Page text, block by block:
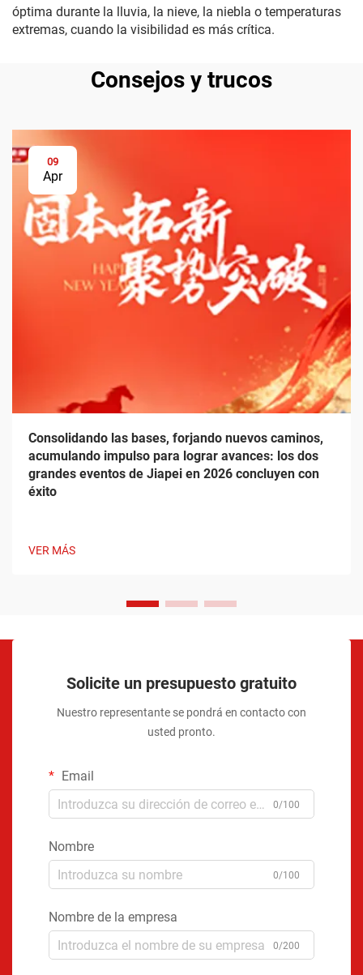
óptima durante la lluvia, la nieve, la niebla o temperaturas
extremas, cuando la visibilidad es más crítica.
Consejos y trucos
09
Apr
Consolidando las bases, forjando nuevos caminos,
acumulando impulso para lograr avances: los dos
grandes eventos de Jiapei en 2026 concluyen con
éxito
VER MÁS
Solicite un presupuesto gratuito
Nuestro representante se pondrá en contacto con
usted pronto.
Email
0/100
Nombre
0/100
Nombre de la empresa
0/200